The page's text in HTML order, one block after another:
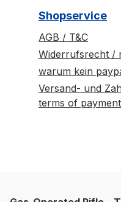
Shopservice
AGB / T&C
Widerrufsrecht /
warum kein
Versand- und
terms of payment